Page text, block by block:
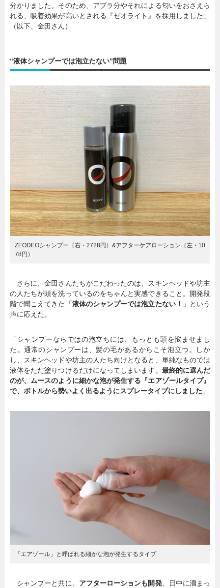
分かりました。そのため、アブラ分やそれによる匂いをおさえら
れる、吸着効果が高いとされる『ゼオライト』を採用しました」
（以下、金田さん）
“液体シャンプーでは泡立たない”問題
ZEODEOシャンプー（右・2728円）&アフターケアローション（左・10
78円）
さらに、金田さんたちがこだわったのは、スキンヘッドや坊主
の人たちが頭を洗っているのをちゃんと実感できること。開発段
階で聞こえてきた「液体のシャンプーでは泡立たない！
」という
声に応えた。
「シャンプーならではの泡立ちには、もっとも頭を悩ませまし
た。通常のシャンプーは、髪の毛があるからこそ泡立つ。しか
し、スキンヘッドや坊主の人たち向けとなると、単純なものでは
液体をただ塗りつけるだけになってしまいます。 最終的に選んだ
のが、ムースのように細かな泡が発生する『エアゾールタイプ』
で、ボトルから勢いよく出るようにスプレータイプにしました 」
「エアゾール」と呼ばれる細かな泡が発生するタイプ
シャンプーと共に、 アフターローションも開発。日中に溜まっ